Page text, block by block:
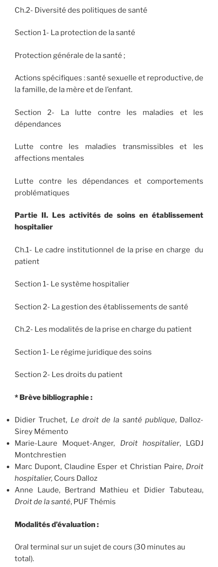
Ch.2- Diversité des politiques de santé
Section 1- La protection de la santé
Protection générale de la santé ;
Actions spécifiques : santé sexuelle et reproductive, de
la famille, de la mère et de l’enfant.
Section 2- La lutte contre les maladies et les
dépendances
Lutte contre les maladies transmissibles et les
affections mentales
Lutte contre les dépendances et comportements
problématiques
Partie II. Les activités de soins en établissement
hospitalier
Ch.1- Le cadre institutionnel de la prise en charge du
patient
Section 1- Le système hospitalier
Section 2- La gestion des établissements de santé
Ch.2- Les modalités de la prise en charge du patient
Section 1- Le régime juridique des soins
Section 2- Les droits du patient
* Brève bibliographie :
Didier Truchet, Le droit de la santé publique, Dalloz-
Sirey Mémento
Marie-Laure Moquet-Anger, Droit hospitalier, LGDJ
Montchrestien
Marc Dupont, Claudine Esper et Christian Paire, Droit
hospitalier, Cours Dalloz
Anne Laude, Bertrand Mathieu et Didier Tabuteau,
Droit de la santé, PUF Thémis
Modalités d’évaluation :
Oral terminal sur un sujet de cours (30 minutes au
total).